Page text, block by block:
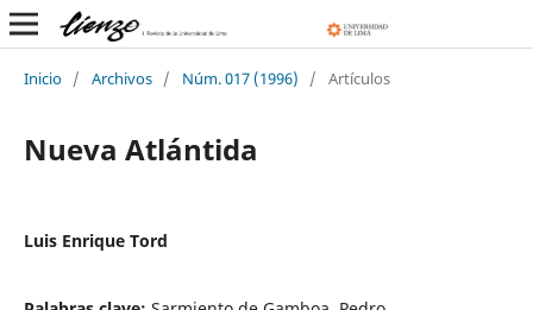
Inicio / Archivos / Núm. 017 (1996) / Artículos
Nueva Atlántida
Luis Enrique Tord